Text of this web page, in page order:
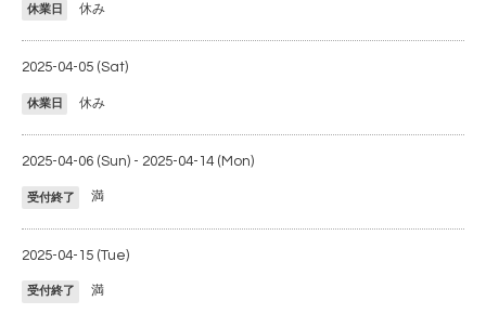
休業日 休み
2025-04-05 (Sat)
休業日 休み
2025-04-06 (Sun) - 2025-04-14 (Mon)
受付終了 満
2025-04-15 (Tue)
受付終了 満